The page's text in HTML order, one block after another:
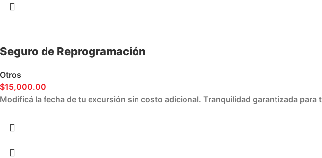
Seguro de Reprogramación
Otros
$15,000.00
Modificá la fecha de tu excursión sin costo adicional. Tranquilidad garantizada para